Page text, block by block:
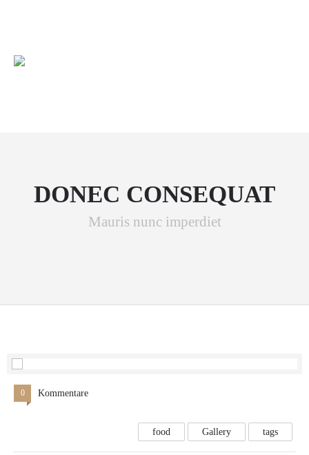
DONEC CONSEQUAT
Mauris nunc imperdiet
0 Kommentare
food Gallery tags